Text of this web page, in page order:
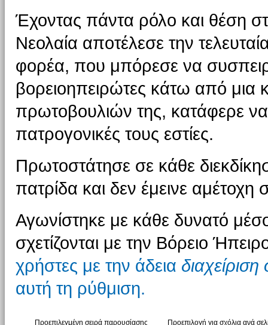
Έχοντας πάντα ρόλο και θέση
Νεολαία αποτέλεσε την
φορέα, που μπόρεσε να
βορειοηπειρώτες κάτω από
πρωτοβουλιών της, κατάφερε να
πατρογονικές τους εστίες.
Πρωτοστάτησε σε κάθε
πατρίδα και δεν έμεινε αμέτοχη
Αγωνίστηκε με κάθε δυνατό
σχετίζονται με την Βόρειο
χρήστες με την άδεια
αυτή τη ρύθμιση.
Προεπιλεγμένη σειρά παρουσίασης
Προεπιλογή για σχόλια ανά